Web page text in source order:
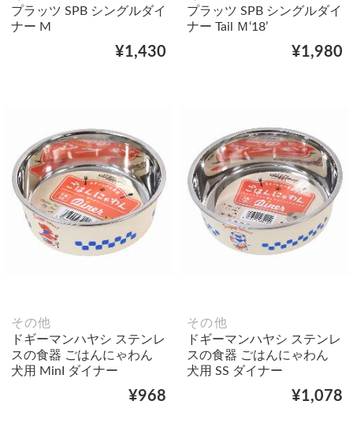
プラッツ SPB シングルダイ
ナー M
¥1,430
プラッツ SPB シングルダイ
ナー Tail Ｍ‘18’
¥1,980
その他
ドギーマンハヤシ ステンレ
スの食器 ごはんにゃわん
犬用 MinI ダイナー
¥968
その他
ドギーマンハヤシ ステンレ
スの食器 ごはんにゃわん
犬用 SS ダイナー
¥1,078